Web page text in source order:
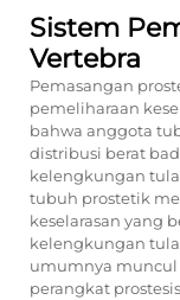
Sistem
Vertebra
Pemasangan
pemeliharaan
bahwa anggota
distribusi berat
kelengkungan
tubuh prostetik
keselarasan yang
kelengkungan
umumnya
perangkat